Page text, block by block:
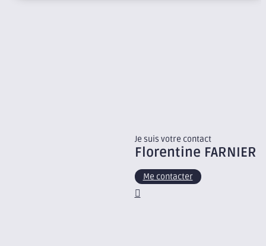
Je suis votre contact
Florentine FARNIER
Me contacter